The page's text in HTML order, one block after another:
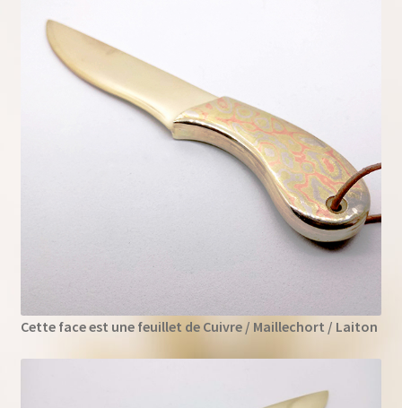
Cette face est une feuillet de Cuivre / Maillechort / Laiton